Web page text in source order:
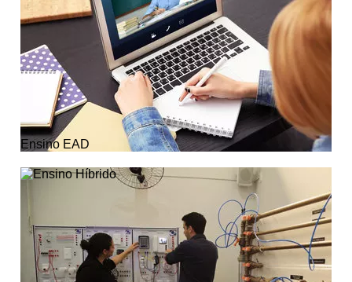
Ensino EAD